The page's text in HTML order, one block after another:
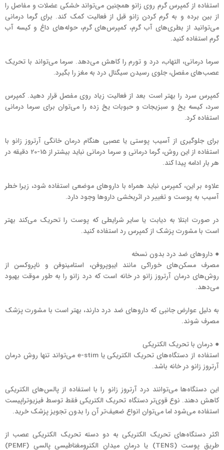
استفاده از کمپرس گرم روی زانو همچنین می‌تواند خشکی عضلات و مفاصل را
از بین برده و به گرم کردن زانو قبل از فعالیت کمک کند. برای گرما درمانی
می‌توانید از بطری‌های آب گرم، کمپرس‌های گرم، حوله‌های داغ و کیسه آب
گرم استفاده کنید.
سرما درمانی، التهاب، درد و تورم را کاهش می‌دهد. سرما می‌تواند با تحریک
عصب‌های مفصل، جلوی رسیدن سیگنال درد به مغز را بگیرد.
کمپرس سرد را بهتر است بعد از فعالیت زیاد روی مفصل قرار دهید. کمپرس
سرد، کیسه یخ و سبزیجات و حبوبات یخ زده را می‌توان برای سرما درمانی
استفاده کرد.
برای جلوگیری از آسیب پوستی یا عصبی هنگام درمان خانگی آرتروز زانو با
استفاده از این روش، گرما درمانی و سرما درمانی نباید بیشتر از 15-20 دقیقه در
هر بار ادامه پیدا کند.
علاوه بر این، کمپرس نباید همراه با داروهای موضعی استفاده شود، زیرا خطر
آسیب به پوست و تغییر در اثربخشی داروها وجود دارد.
در صورت ابتلا به دیابت یا سایر شرایطی که پوست را تحریک می‌کند بهتر
است با مشورت پزشک از کمپرس رد استفاده کنید.
● داروهای ضد درد بدون نسخه
مصرف مسکن‌های خوراکی مانند ایبوپروفن، استامینوفن و ناپروکسن از
روش‌های درمان آرتروز زانو در خانه است که درد زانو را به طور موقت بهبود
می‌دهد.
به دلیل عوارض جانبی که داروهای ضد درد دارند، بهتر است با مشورت پزشک
مصرف شوند.
● درمان با تحریک الکتریکی
استفاده از دستگاه‌های تحریک الکتریکی یا e-stim می‌تواند تنها روش درمان
آرتروز زانو در خانه باشد.
این دستگاه‌ها می‌توانند درد آرتروز زانو را با استفاده از پالس‌های الکتریکی
کاهش دهند. نوع قوی‌تر دستگاه‌ تحریک الکتریکی فقط توسط فیزیوتراپیست
استفاده می‌شود اما می‌توان انواع ضعیف‌تر آن را بدون تجویز پزشک خرید.
اکثر دستگاه‌های تحریک الکتریکی به دو دسته تحریک الکتریکی عصب از
طریق پوست (TENS) یا درمان میدان الکترومغناطیسی پالسی (PEMF)